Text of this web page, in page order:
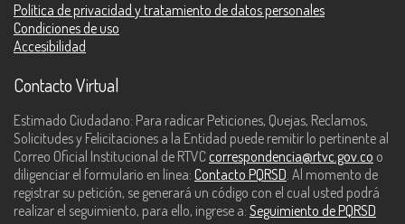
Política de privacidad y tratamiento de datos personales
Condiciones de uso
Accesibilidad
Contacto Virtual
Estimado Ciudadano: Para radicar Peticiones, Quejas, Reclamos,
Solicitudes y Felicitaciones a la Entidad puede remitir lo pertinente al
Correo Oficial Institucional de RTVC correspondencia@rtvc.gov.co o
diligenciar el formulario en línea: Contacto PQRSD. Al momento de
registrar su petición, se generará un código con el cual usted podrá
realizar el seguimiento, para ello, ingrese a: Seguimiento de PQRSD